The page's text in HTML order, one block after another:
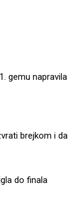
gemu napravila
brejkom i da
do finala